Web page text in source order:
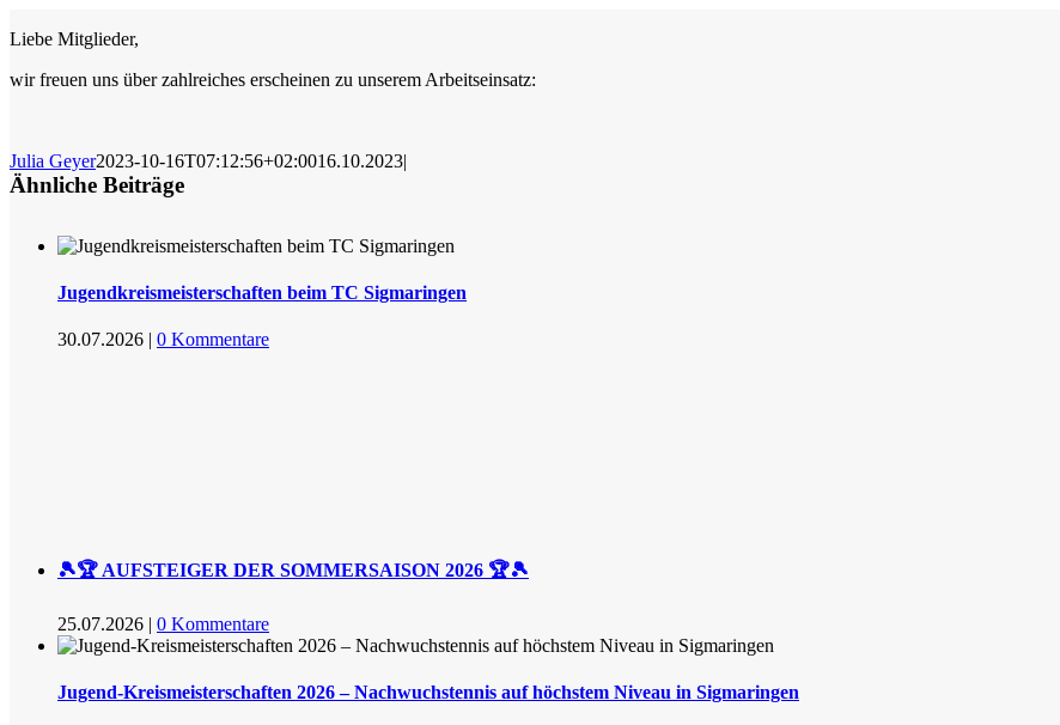
Liebe Mitglieder,
wir freuen uns über zahlreiches erscheinen zu unserem Arbeitseinsatz:
Julia Geyer2023-10-16T07:12:56+02:0016.10.2023|
Ähnliche Beiträge
Jugendkreismeisterschaften beim TC Sigmaringen
30.07.2026 | 0 Kommentare
🎾🏆 AUFSTEIGER DER SOMMERSAISON 2026 🏆🎾
25.07.2026 | 0 Kommentare
Jugend-Kreismeisterschaften 2026 – Nachwuchstennis auf höchstem Niveau in Sigmaringen